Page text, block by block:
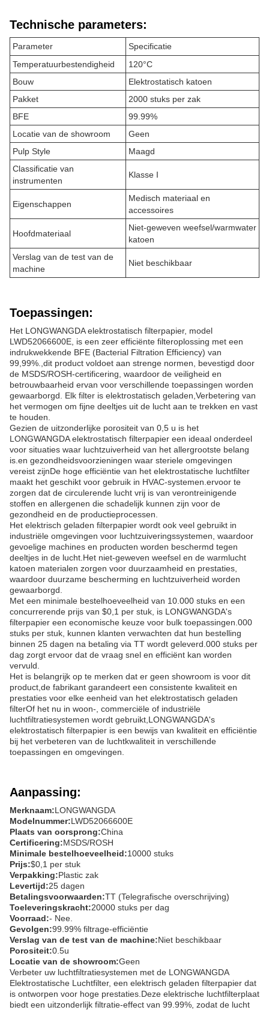
Technische parameters:
Parameter
Specificatie
Temperatuurbestendigheid
120°C
Bouw
Elektrostatisch katoen
Pakket
2000 stuks per zak
BFE
99.99%
Locatie van de showroom
Geen
Pulp Style
Maagd
Classificatie van
instrumenten
Klasse I
Eigenschappen
Medisch materiaal en
accessoires
Hoofdmateriaal
Niet-geweven weefsel/warmwater
katoen
Verslag van de test van de
machine
Niet beschikbaar
Toepassingen:
Het LONGWANGDA elektrostatisch filterpapier, model
LWD52066600E, is een zeer efficiënte filteroplossing met een
indrukwekkende BFE (Bacterial Filtration Efficiency) van
99,99%.,dit product voldoet aan strenge normen, bevestigd door
de MSDS/ROSH-certificering, waardoor de veiligheid en
betrouwbaarheid ervan voor verschillende toepassingen worden
gewaarborgd. Elk filter is elektrostatisch geladen,Verbetering van
het vermogen om fijne deeltjes uit de lucht aan te trekken en vast
te houden.
Gezien de uitzonderlijke porositeit van 0,5 u is het
LONGWANGDA elektrostatisch filterpapier een ideaal onderdeel
voor situaties waar luchtzuiverheid van het allergrootste belang
is.en gezondheidsvoorzieningen waar steriele omgevingen
vereist zijnDe hoge efficiëntie van het elektrostatische luchtfilter
maakt het geschikt voor gebruik in HVAC-systemen.ervoor te
zorgen dat de circulerende lucht vrij is van verontreinigende
stoffen en allergenen die schadelijk kunnen zijn voor de
gezondheid en de productieprocessen.
Het elektrisch geladen filterpapier wordt ook veel gebruikt in
industriële omgevingen voor luchtzuiveringssystemen, waardoor
gevoelige machines en producten worden beschermd tegen
deeltjes in de lucht.Het niet-geweven weefsel en de warmlucht
katoen materialen zorgen voor duurzaamheid en prestaties,
waardoor duurzame bescherming en luchtzuiverheid worden
gewaarborgd.
Met een minimale bestelhoeveelheid van 10.000 stuks en een
concurrerende prijs van $0,1 per stuk, is LONGWANGDA's
filterpapier een economische keuze voor bulk toepassingen.000
stuks per stuk, kunnen klanten verwachten dat hun bestelling
binnen 25 dagen na betaling via TT wordt geleverd.000 stuks per
dag zorgt ervoor dat de vraag snel en efficiënt kan worden
vervuld.
Het is belangrijk op te merken dat er geen showroom is voor dit
product,de fabrikant garandeert een consistente kwaliteit en
prestaties voor elke eenheid van het elektrostatisch geladen
filterOf het nu in woon-, commerciële of industriële
luchtfiltratiesystemen wordt gebruikt,LONGWANGDA's
elektrostatisch filterpapier is een bewijs van kwaliteit en efficiëntie
bij het verbeteren van de luchtkwaliteit in verschillende
toepassingen en omgevingen.
Aanpassing:
Merknaam:LONGWANGDA
Modelnummer:LWD52066600E
Plaats van oorsprong:China
Certificering:MSDS/ROSH
Minimale bestelhoeveelheid:10000 stuks
Prijs:$0,1 per stuk
Verpakking:Plastic zak
Levertijd:25 dagen
Betalingsvoorwaarden:TT (Telegrafische overschrijving)
Toeleveringskracht:20000 stuks per dag
Voorraad:- Nee.
Gevolgen:99.99% filtrage-efficiëntie
Verslag van de test van de machine:Niet beschikbaar
Porositeit:0.5u
Locatie van de showroom:Geen
Verbeter uw luchtfiltratiesystemen met de LONGWANGDA
Elektrostatische Luchtfilter, een elektrisch geladen filterpapier dat
is ontworpen voor hoge prestaties.Deze elektrische luchtfilterplaat
biedt een uitzonderlijk filtratie-effect van 99.99%, zodat de lucht